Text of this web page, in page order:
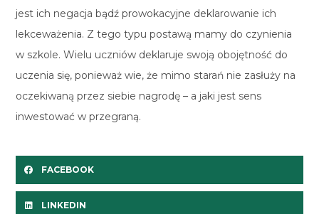
jest ich negacja bądź prowokacyjne deklarowanie ich
lekceważenia. Z tego typu postawą mamy do czynienia
w szkole. Wielu uczniów deklaruje swoją obojętność do
uczenia się, ponieważ wie, że mimo starań nie zasłuży na
oczekiwaną przez siebie nagrodę – a jaki jest sens
inwestować w przegraną.
FACEBOOK
LINKEDIN